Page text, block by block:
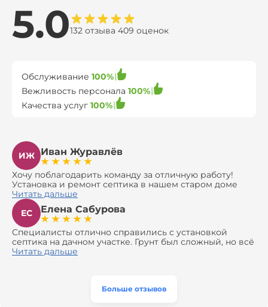
5.0132 отзыва 409 оценок
Обслуживание 100%
Вежливость персонала 100%
Качества услуг 100%
ИЖ Иван Журавлёв
Хочу поблагодарить команду за отличную работу!
Установка и ремонт септика в нашем старом доме
оказались сложной задачей, но ребята справились на
все 100%. Всё сделали аккуратно и профессионально.
Давали полезные рекомендации, не пытались
навязать ничего лишнего, помогли с выбором и
доставкой материалов, что позволило нам
сэкономить. Выполнили монтаж и демонтаж
оборудования, заменили трубы, обновили
эту компанию всем, кто ищет надёжных
Читать дальше
ЕС
Елена Сабурова
Специалисты отлично справились с установкой
септика на дачном участке. Грунт был сложный, но всё
сделали быстро и аккуратно. Помогли выбрать
Читать дальше
Больше отзывов